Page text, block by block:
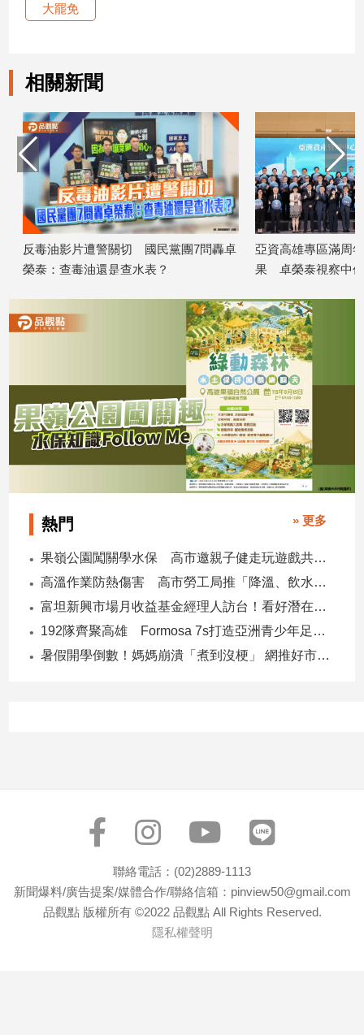
專
合
媒
體
稿
專
的
觀
點】
大罷免
相關新聞
反毒油影片遭警關切 國民黨團7問轟卓
榮泰：查毒油還是查水表？
亞資高雄專區滿周年
果 卓榮泰視察中信
熱門 » 更多
果嶺公園闖關學水保 高市邀親子健走玩遊戲共守土地
高溫作業防熱傷害 高市勞工局推「降溫、飲水、休息」守護勞工
富坦新興市場月收益基金經理人訪台！看好潛在貨幣升值空間 點名5大主題
192隊齊聚高雄 Formosa 7s打造亞洲青少年足球交流平台
暑假開學倒數！媽媽崩潰「煮到沒梗」 網推好市多神級清單：一趟搞定兩週
聯絡電話：(02)2889-1113
新聞爆料/廣告提案/媒體合作/聯絡信箱：pinview50@gmail.com
品觀點 版權所有 ©2022 品觀點 All Rights Reserved.
隱私權聲明